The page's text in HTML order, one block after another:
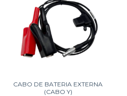
CABO DE BATERIA EXTERNA
(CABO Y)